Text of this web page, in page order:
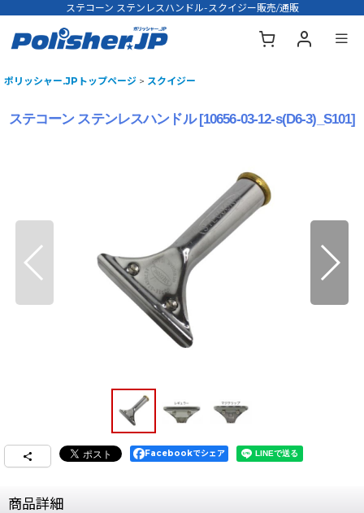
ステコーン ステンレスハンドル-スクイジー販売/通販
ポリッシャー.JPトップページ > スクイジー
ステコーン ステンレスハンドル [10656-03-12-s(D6-3)_S101]
Facebookでシェア
商品詳細